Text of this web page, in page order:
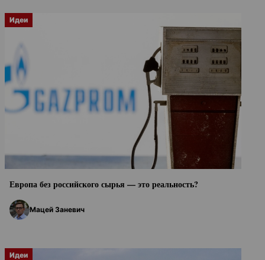
Идеи
Европа без российского сырья — это реальность?
Мацей Заневич
Идеи